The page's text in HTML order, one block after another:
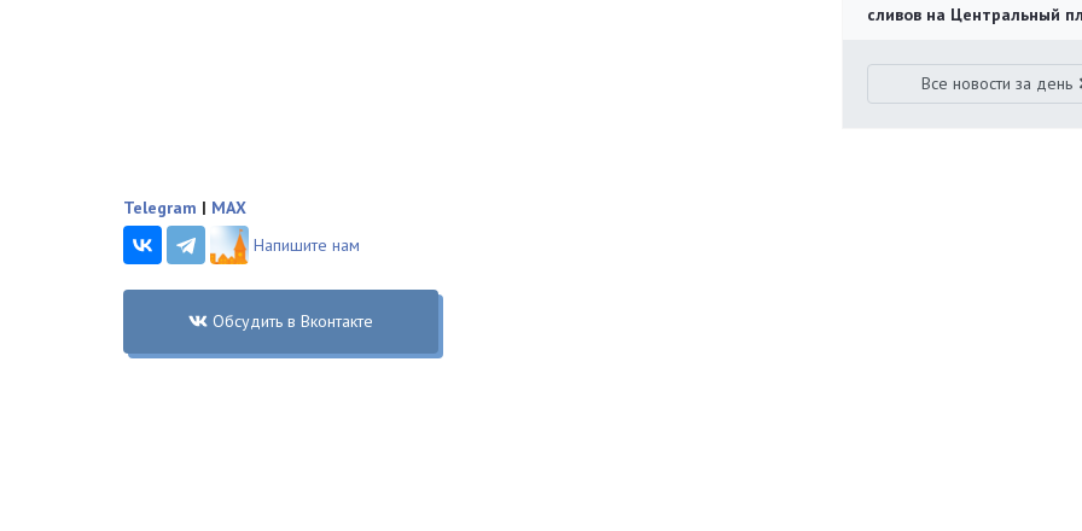
сливов на Центральный
Все новости за день
Telegram | MAX
Напишите нам
Обсудить в Вконтакте